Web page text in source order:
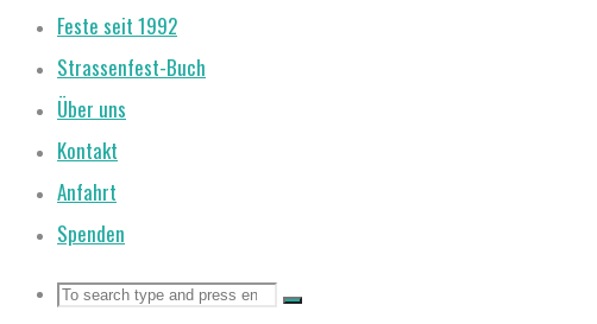
Feste seit 1992
Strassenfest-Buch
Über uns
Kontakt
Anfahrt
Spenden
Search
Search
Search